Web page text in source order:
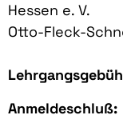
Hessen e. V.
Otto-Fleck-